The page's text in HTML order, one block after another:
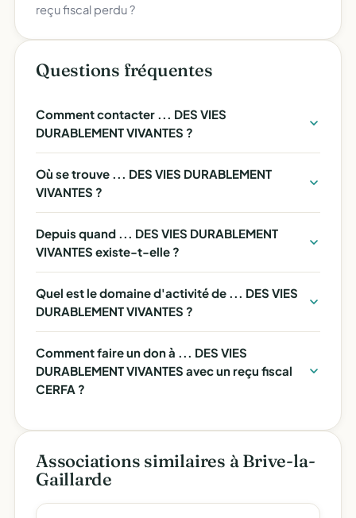
reçu fiscal perdu ?
Questions fréquentes
Comment contacter ... DES VIES
DURABLEMENT VIVANTES ?
Où se trouve ... DES VIES DURABLEMENT
VIVANTES ?
Depuis quand ... DES VIES DURABLEMENT
VIVANTES existe-t-elle ?
Quel est le domaine d'activité de ... DES VIES
DURABLEMENT VIVANTES ?
Comment faire un don à ... DES VIES
DURABLEMENT VIVANTES avec un reçu fiscal
CERFA ?
Associations similaires à Brive-la-
Gaillarde